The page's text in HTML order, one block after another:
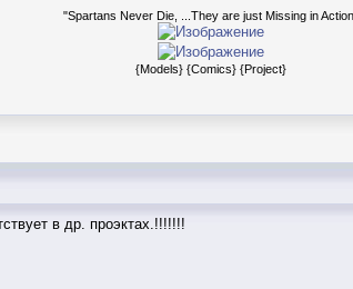
"Spartans Never Die, ...They are just Missing in
{Models} {Comics} {Project}
в др. проэктах.!!!!!!!